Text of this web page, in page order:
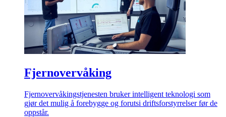
Fjernovervåking
Fjernovervåkingstjenesten bruker intelligent teknologi som
gjør det mulig å forebygge og forutsi driftsforstyrrelser før de
oppstår.